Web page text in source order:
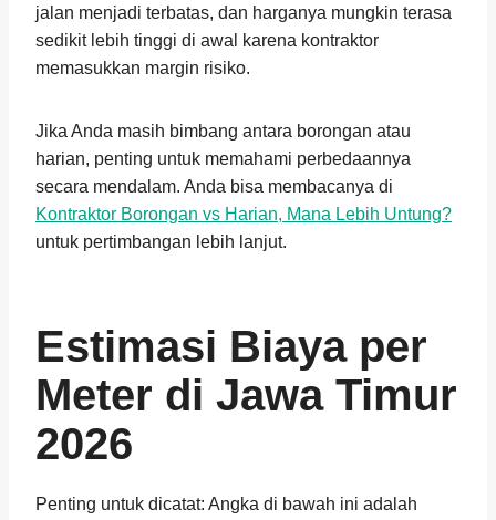
jalan menjadi terbatas, dan harganya mungkin terasa
sedikit lebih tinggi di awal karena kontraktor
memasukkan margin risiko.
Jika Anda masih bimbang antara borongan atau
harian, penting untuk memahami perbedaannya
secara mendalam. Anda bisa membacanya di
Kontraktor Borongan vs Harian, Mana Lebih Untung?
untuk pertimbangan lebih lanjut.
Estimasi Biaya per
Meter di Jawa Timur
2026
Penting untuk dicatat: Angka di bawah ini adalah